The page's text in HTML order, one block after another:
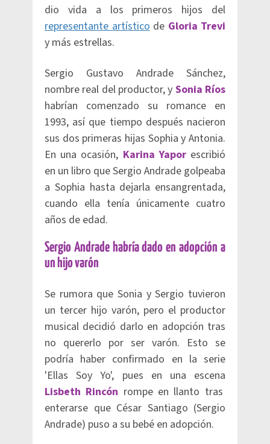
dio vida a los primeros hijos del
representante artístico de Gloria Trevi
y más estrellas.
Sergio Gustavo Andrade Sánchez,
nombre real del productor, y Sonia Ríos
habrían comenzado su romance en
1993, así que tiempo después nacieron
sus dos primeras hijas Sophia y Antonia.
En una ocasión, Karina Yaporescribió
en un libro que Sergio Andrade golpeaba
a Sophia hasta dejarla ensangrentada,
cuando ella tenía únicamente cuatro
años de edad.
Sergio Andrade habría dado en adopción a
un hijo varón
Se rumora que Sonia y Sergio tuvieron
un tercer hijo varón, pero el productor
musical decidió darlo en adopción tras
no quererlo por ser varón. Esto se
podría haber confirmado en la serie
'Ellas Soy Yo', pues en una escena
Lisbeth Rincón rompe en llanto tras
enterarse que César Santiago (Sergio
Andrade) puso a su bebé en adopción.